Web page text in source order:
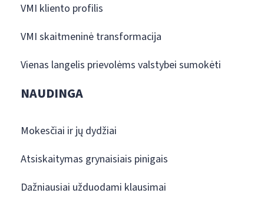
VMI kliento profilis
VMI skaitmeninė transformacija
Vienas langelis prievolėms valstybei sumokėti
NAUDINGA
Mokesčiai ir jų dydžiai
Atsiskaitymas grynaisiais pinigais
Dažniausiai užduodami klausimai